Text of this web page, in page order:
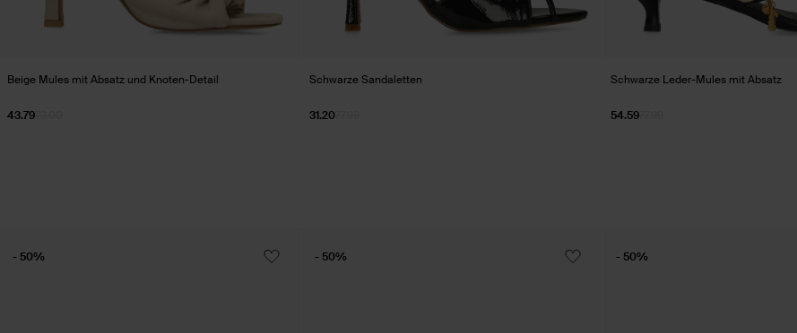
Beige Mules mit Absatz und Knoten-Detail
43.79
Schwarze Sandaletten
77.98
31.20
Schwarze Leder-Mules mit Absatz
54.59
- 50% - 50% - 50%